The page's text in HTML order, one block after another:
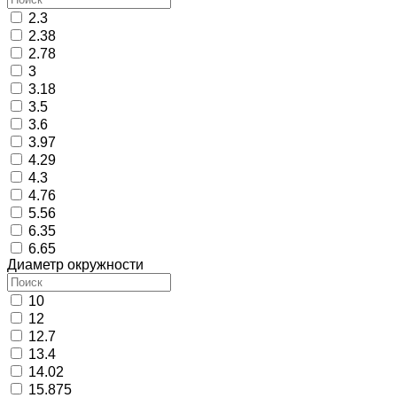
2.3
2.38
2.78
3
3.18
3.5
3.6
3.97
4.29
4.3
4.76
5.56
6.35
6.65
Диаметр окружности
10
12
12.7
13.4
14.02
15.875